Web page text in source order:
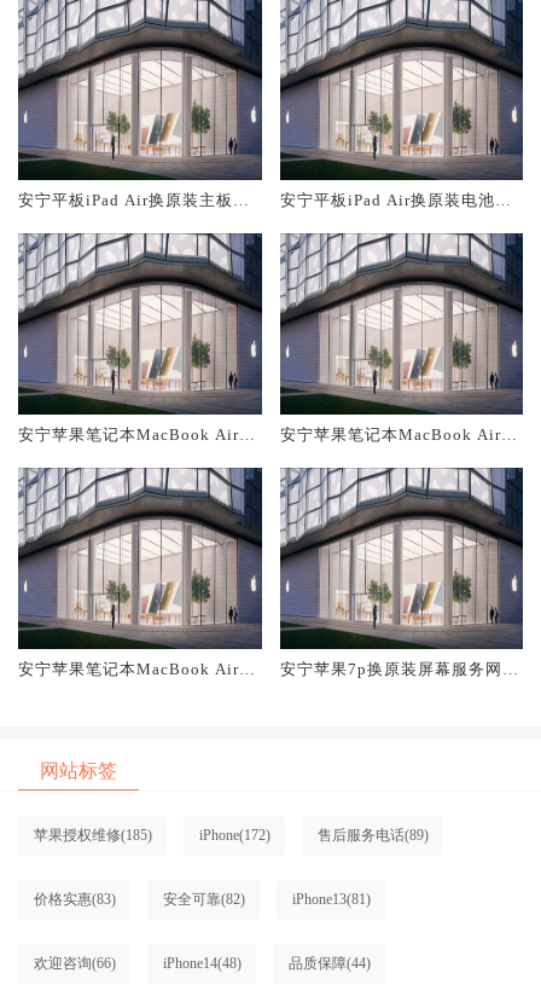
安宁平板iPad Air换原装主板维
安宁平板iPad Air换原装电池维
安宁苹果笔记本MacBook Air换
安宁苹果笔记本MacBook Air换
安宁苹果笔记本MacBook Air换
安宁苹果7p换原装屏幕服务网点
网站标签
苹果授权维修(185) iPhone(172) 售后服务电话(89)
价格实惠(83) 安全可靠(82) iPhone13(81)
欢迎咨询(66) iPhone14(48) 品质保障(44)